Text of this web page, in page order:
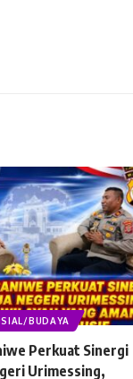
BUDAYA
Perkuat Sinergi
Urimessing,